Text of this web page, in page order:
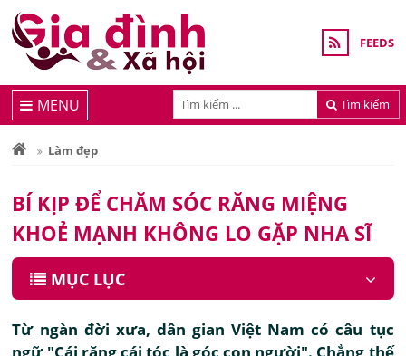
FEEDS
Tìm kiếm
MENU
Làm đẹp
BÍ KỊP ĐỂ CHĂM SÓC RĂNG MIỆNG
KHOẺ MẠNH KHÔNG LO GẶP NHA SĨ
MỤC LỤC
Từ ngàn đời xưa, dân gian Việt Nam có câu tục